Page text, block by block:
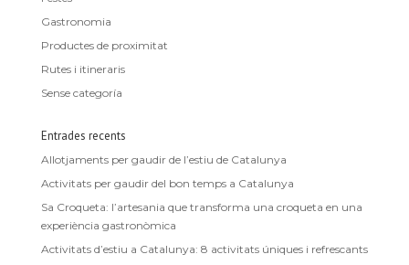
Gastronomia
Productes de proximitat
Rutes i itineraris
Sense categoría
Entrades recents
Allotjaments per gaudir de l’estiu de Catalunya
Activitats per gaudir del bon temps a Catalunya
Sa Croqueta: l’artesania que transforma una croqueta en una
experiència gastronòmica
Activitats d’estiu a Catalunya: 8 activitats úniques i refrescants